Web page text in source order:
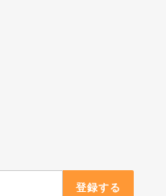
登録する